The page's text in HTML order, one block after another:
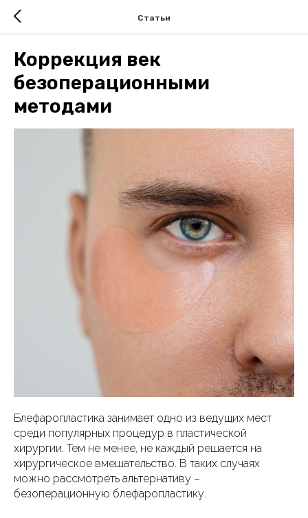
Статьи
Коррекция век
безоперационными
методами
Блефаропластика занимает одно из ведущих мест
среди популярных процедур в пластической
хирургии. Тем не менее, не каждый решается на
хирургическое вмешательство. В таких случаях
можно рассмотреть альтернативу –
безоперационную блефаропластику.